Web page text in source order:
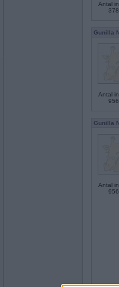
Antal
Gunilla
Antal
Gunilla
Antal